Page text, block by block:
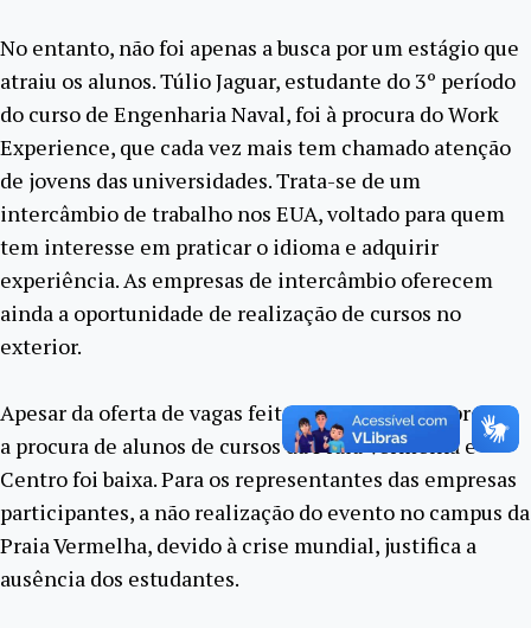
No entanto, não foi apenas a busca por um estágio que
atraiu os alunos. Túlio Jaguar, estudante do 3º período
do curso de Engenharia Naval, foi à procura do Work
Experience, que cada vez mais tem chamado atenção
de jovens das universidades. Trata-se de um
intercâmbio de trabalho nos EUA, voltado para quem
tem interesse em praticar o idioma e adquirir
experiência. As empresas de intercâmbio oferecem
ainda a oportunidade de realização de cursos no
exterior.
Apesar da oferta de vagas feita por algumas empresas,
a procura de alunos de cursos da Praia Vermelha e
Centro foi baixa. Para os representantes das empresas
participantes, a não realização do evento no campus da
Praia Vermelha, devido à crise mundial, justifica a
ausência dos estudantes.